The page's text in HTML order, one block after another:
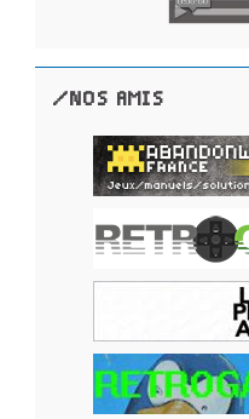
/NOS AMIS